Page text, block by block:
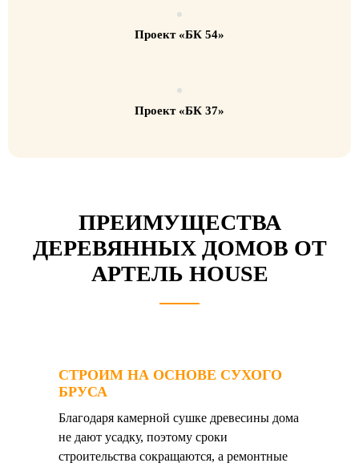
Проект «БК 54»
Проект «БК 37»
ПРЕИМУЩЕСТВА
ДЕРЕВЯННЫХ ДОМОВ ОТ
АРТЕЛЬ HOUSE
СТРОИМ НА ОСНОВЕ СУХОГО
БРУСА
Благодаря камерной сушке древесины дома
не дают усадку, поэтому сроки
строительства сокращаются, а ремонтные